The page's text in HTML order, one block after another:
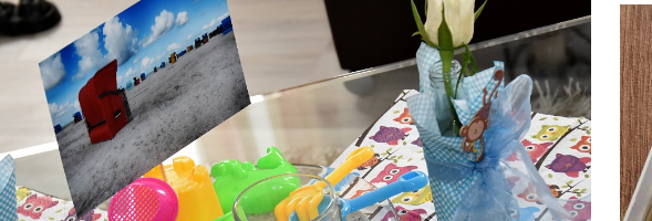
Mittelmeerraum SHOPVORSTELLUNGEN
[ 11. Oktober 2021 ] Halloween mit Beerenweine SHOPVORSTELLUNGEN
[ 28. September 2021 ] Beerenweine – ein Ritterfest auch für zu Hause
SHOPVORSTELLUNGEN
[ 10. April 2021 ] my Time – zweimal und nie wieder SHOPVORSTELLUNGEN